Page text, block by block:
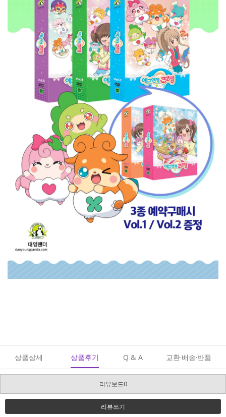
상품상세 상품후기 Q & A 교환·배송·반품
리뷰보드0
리뷰쓰기